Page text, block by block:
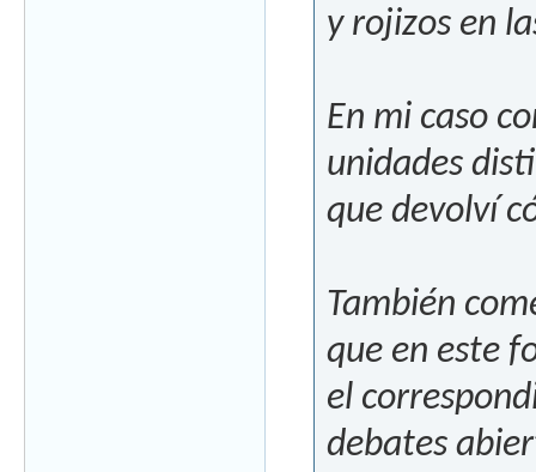
y rojizos en
En mi caso
unidades
que devolví
También
que en este
el
debates